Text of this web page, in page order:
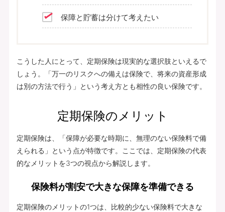
保障と貯蓄は分けて考えたい
こうした人にとって、定期保険は現実的な選択肢といえるで
しょう。「万一のリスクへの備えは保険で、将来の資産形成
は別の方法で行う」という考え方とも相性の良い保険です。
定期保険のメリット
定期保険は、「保障が必要な時期に、無理のない保険料で備
えられる」という点が特徴です。ここでは、定期保険の代表
的なメリットを3つの視点から解説します。
保険料が割安で大きな保障を準備できる
定期保険のメリットの1つは、比較的少ない保険料で大きな